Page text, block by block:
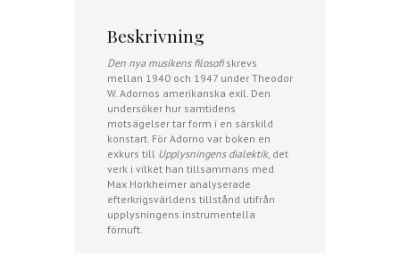
Beskrivning
Den nya musikens filosofiskrevs
mellan 1940 och 1947 under Theodor
W. Adornos amerikanska exil. Den
undersöker hur samtidens
motsägelser tar form i en särskild
konstart. För Adorno var boken en
exkurs till Upplysningens dialektik, det
verk i vilket han tillsammans med
Max Horkheimer analyserade
efterkrigsvärldens tillstånd utifrån
upplysningens instrumentella
förnuft.